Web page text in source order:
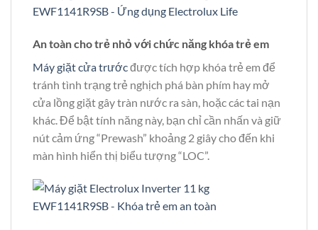
An toàn cho trẻ nhỏ với chức năng khóa trẻ em
Máy giặt cửa trướcđược tích hợp khóa trẻ em để
tránh tình trạng trẻ nghịch phá bàn phím hay mở
cửa lồng giặt gây tràn nước ra sàn, hoặc các tai nạn
khác. Để bật tính năng này, bạn chỉ cần nhấn và giữ
nút cảm ứng “Prewash” khoảng 2 giây cho đến khi
màn hình hiển thị biểu tượng “LOC”.